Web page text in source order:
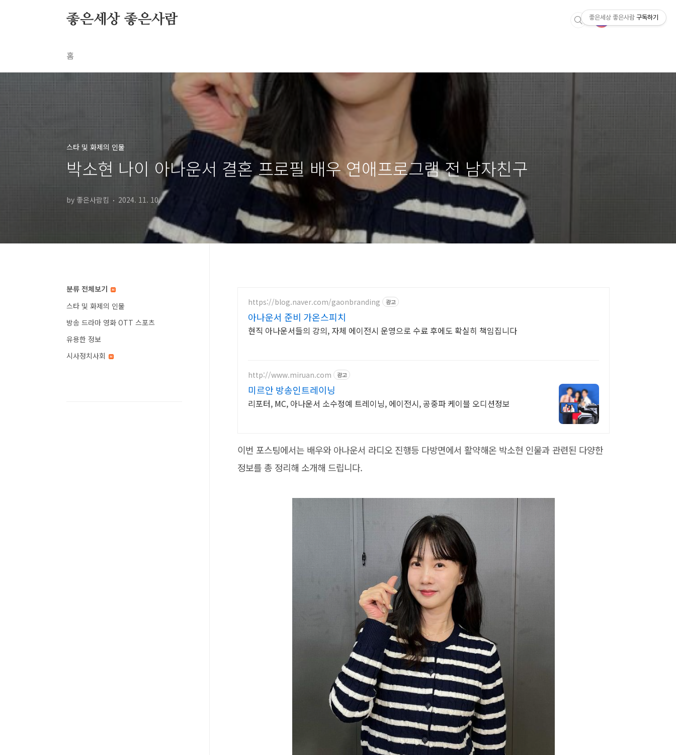
좋은세상 좋은사람
홈
스타 및 화제의 인물
박소현 나이 아나운서 결혼 프로필 배우 연애프로그램 전 남자친구
by 좋은사람킴 2024. 11. 10.
https://blog.naver.com/gaonbranding 광고
아나운서 준비 가온스피치
현직 아나운서들의 강의, 자체 에이전시 운영으로 수료 후에도 확실히 책임집니다
http://www.miruan.com 광고
미르안 방송인트레이닝
리포터, MC, 아나운서 소수정예 트레이닝, 에이전시, 공중파 케이블 오디션정보
이번 포스팅에서는 배우와 아나운서 라디오 진행등 다방면에서 활약해온 박소현 인물과 관련된 다양한
정보를 총 정리해 소개해 드립니다.
분류 전체보기
스타 및 화제의 인물
방송 드라마 영화 OTT 스포츠
유용한 정보
시사정치사회
좋은세상 좋은사람 구독하기